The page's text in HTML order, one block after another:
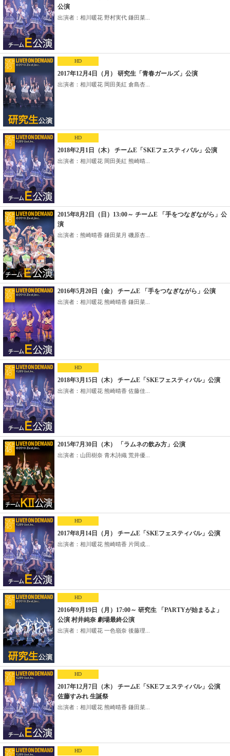
公演
出演者：相川暖花 野村実代 鎌田菜...
HD
2017年12月4日（月） 研究生「青春ガールズ」公演
出演者：相川暖花 岡田美紅 倉島杏...
HD
2018年2月1日（木） チームE「SKEフェスティバル」公演
出演者：相川暖花 岡田美紅 熊崎晴...
2015年8月2日（日）13:00～ チームE 「手をつなぎながら」公
演
出演者：熊崎晴香 鎌田菜月 磯原杏...
2016年5月20日（金） チームE 「手をつなぎながら」公演
出演者：相川暖花 熊崎晴香 鎌田菜...
HD
2018年3月15日（木） チームE「SKEフェスティバル」公演
出演者：相川暖花 熊崎晴香 佐藤佳...
2015年7月30日（木） 「ラムネの飲み方」公演
出演者：山田樹奈 青木詩織 荒井優...
HD
2017年8月14日（月） チームE「SKEフェスティバル」公演
出演者：相川暖花 熊崎晴香 片岡成...
HD
2016年9月19日（月）17:00～ 研究生 「PARTYが始まるよ」
公演 村井純奈 劇場最終公演
出演者：相川暖花 一色嶺奈 後藤理...
HD
2017年12月7日（木） チームE「SKEフェスティバル」公演
佐藤すみれ 生誕祭
出演者：相川暖花 熊崎晴香 鎌田菜...
HD